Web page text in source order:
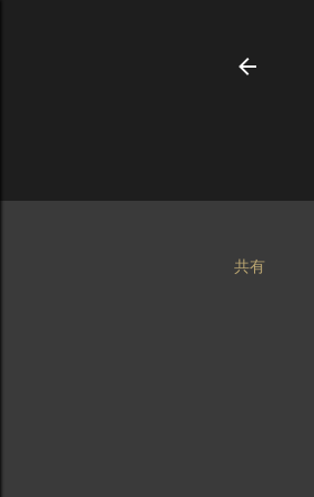
共有